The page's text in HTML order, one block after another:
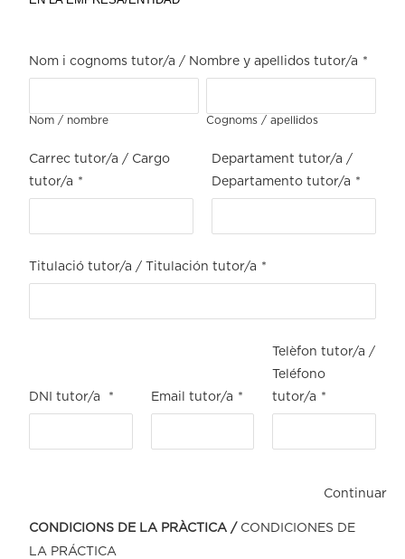
Nom i cognoms tutor/a / Nombre y apellidos tutor/a *
Nom / nombre Cognoms / apellidos
Carrec tutor/a / Cargo
tutor/a *
Departament tutor/a /
Departamento tutor/a *
Titulació tutor/a / Titulación tutor/a *
DNI tutor/a * Email tutor/a *
Telèfon tutor/a /
Teléfono
tutor/a *
Continuar
CONDICIONS DE LA PRÀCTICA / CONDICIONES DE
LA PRÁCTICA